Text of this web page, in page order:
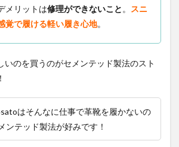
メリットは修理ができないこと 。
スニ
覚で履ける軽い履き心地。
いのを買うのがセメンテッド製法のスト
はそんなに仕事で革靴を履かないの
ンテッド製法が好みです！